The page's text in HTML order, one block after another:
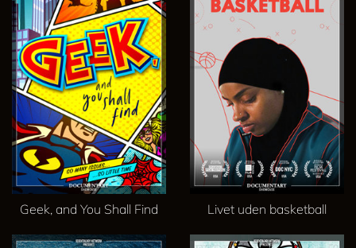
Geek, and You Shall Find Livet uden basketball